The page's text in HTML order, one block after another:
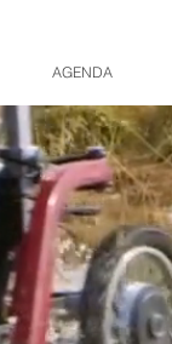
AGENDA